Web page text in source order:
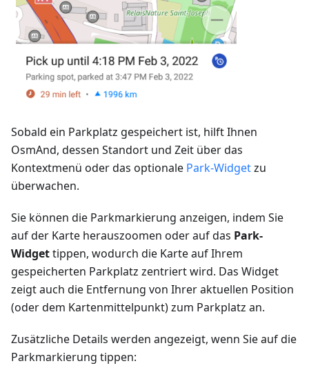
Sobald ein Parkplatz gespeichert ist, hilft Ihnen
OsmAnd, dessen Standort und Zeit über das
Kontextmenü oder das optionale Park-Widgetzu
überwachen.
Sie können die Parkmarkierung anzeigen, indem Sie
auf der Karte herauszoomen oder auf das Park-
Widgettippen, wodurch die Karte auf Ihrem
gespeicherten Parkplatz zentriert wird. Das Widget
zeigt auch die Entfernung von Ihrer aktuellen Position
(oder dem Kartenmittelpunkt) zum Parkplatz an.
Zusätzliche Details werden angezeigt, wenn Sie auf die
Parkmarkierung tippen: